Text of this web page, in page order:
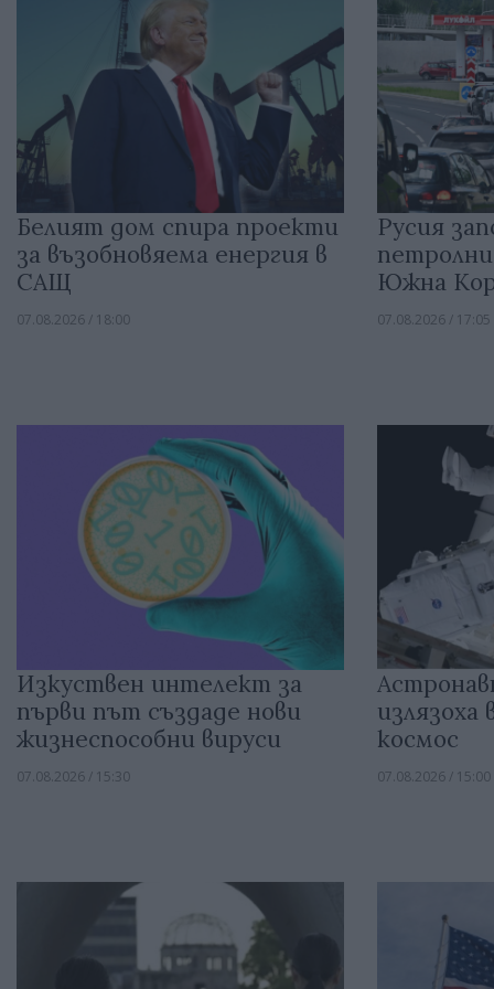
Белият дом спира проекти
за възобновяема енергия в
САЩ
07.08.2026 / 18:00
Русия
Южна
07.08.2026 / 17:05
Изкуствен интелект за
първи път създаде нови
жизнеспособни вируси
07.08.2026 / 15:30
космос
07.08.2026 / 15:00